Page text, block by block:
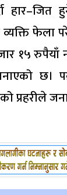
फेला
१५
छ।
प्रहरीले